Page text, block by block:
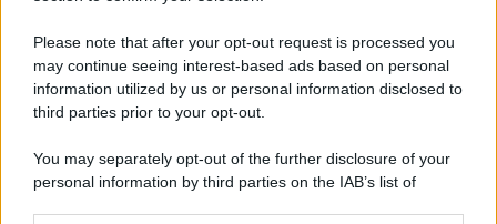
Please note that after your opt-out request is processed you
may continue seeing interest-based ads based on personal
information utilized by us or personal information disclosed to
third parties prior to your opt-out.
You may separately opt-out of the further disclosure of your
personal information by third parties on the IAB’s list of